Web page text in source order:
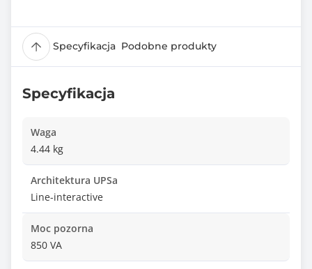
Specyfikacja Podobne produkty
Specyfikacja
Waga
4.44 kg
Architektura UPSa
Line-interactive
Moc pozorna
850 VA